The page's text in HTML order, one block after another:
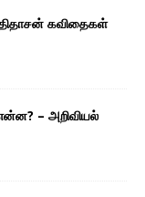
கவிதைகள்
– அறிவியல்